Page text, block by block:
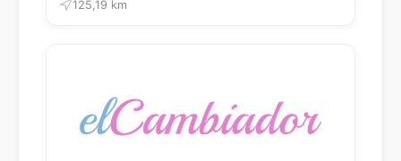
125,19 km